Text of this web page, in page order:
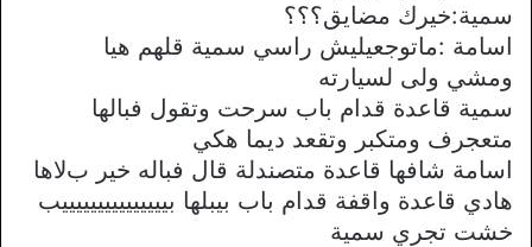
سمية:خيرك مضايق؟؟؟
اسامة :ماتوجعيليش راسي سمية قلهم هيا
ومشي ولى لسيارته
سمية قاعدة قدام باب سرحت وتقول فبالها
متعجرف ومتكبر وتقعد ديما هكي
اسامة شافها قاعدة متصندلة قال فباله خير بﻻها
هادي قاعدة واقفة قدام باب بيبلها بيييييييييييييييب
خشت تجري سمية